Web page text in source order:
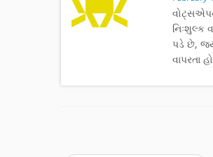
નિઃશુલ્ક
પડે છે,
વાપરતા